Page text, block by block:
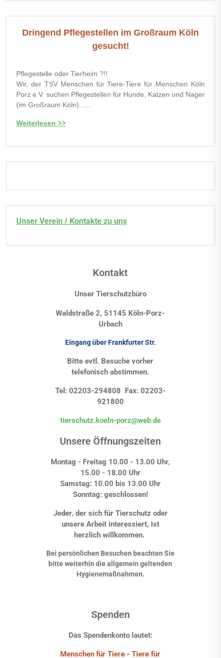
Dringend Pflegestellen im Großraum Köln
gesucht!
Pflegestelle oder Tierheim ?!!
Wir, der TSV Menschen für Tiere-Tiere für Menschen Köln
Porz e.V. suchen Pflegestellen für Hunde, Katzen und Nager
(im Großraum Köln). ....
Weiterlesen >>
Unser Verein / Kontakte zu uns
Kontakt
Unser Tierschutzbüro
Waldstraße 2, 51145 Köln-Porz-
Urbach
Eingang über Frankfurter Str.
Bitte evtl. Besuche vorher
telefonisch abstimmen.
Tel: 02203-294808 Fax: 02203-
921800
tierschutz.koeln-porz@web.de
Unsere Öffnungszeiten
Montag - Freitag 10.00 - 13.00 Uhr,
15.00 - 18.00 Uhr
Samstag: 10.00 bis 13.00 Uhr
Sonntag: geschlossen!
Jeder, der sich für Tierschutz oder
unsere Arbeit interessiert, ist
herzlich willkommen.
Bei persönlichen Besuchen beachten Sie
bitte weiterhin die allgemein geltenden
Hygienemaßnahmen.
Spenden
Das Spendenkonto lautet:
Menschen für Tiere - Tiere für